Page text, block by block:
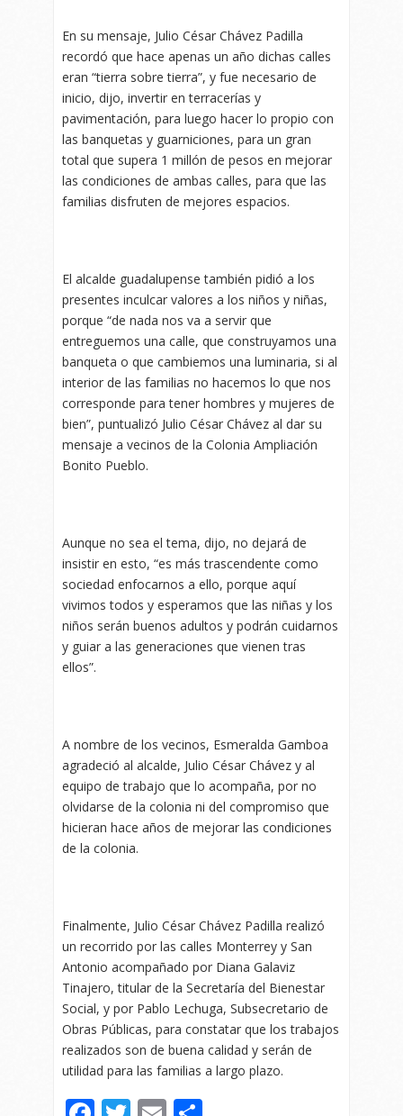
En su mensaje, Julio César Chávez Padilla
recordó que hace apenas un año dichas calles
eran “tierra sobre tierra”, y fue necesario de
inicio, dijo, invertir en terracerías y
pavimentación, para luego hacer lo propio con
las banquetas y guarniciones, para un gran
total que supera 1 millón de pesos en mejorar
las condiciones de ambas calles, para que las
familias disfruten de mejores espacios.
El alcalde guadalupense también pidió a los
presentes inculcar valores a los niños y niñas,
porque “de nada nos va a servir que
entreguemos una calle, que construyamos una
banqueta o que cambiemos una luminaria, si al
interior de las familias no hacemos lo que nos
corresponde para tener hombres y mujeres de
bien”, puntualizó Julio César Chávez al dar su
mensaje a vecinos de la Colonia Ampliación
Bonito Pueblo.
Aunque no sea el tema, dijo, no dejará de
insistir en esto, “es más trascendente como
sociedad enfocarnos a ello, porque aquí
vivimos todos y esperamos que las niñas y los
niños serán buenos adultos y podrán cuidarnos
y guiar a las generaciones que vienen tras
ellos”.
A nombre de los vecinos, Esmeralda Gamboa
agradeció al alcalde, Julio César Chávez y al
equipo de trabajo que lo acompaña, por no
olvidarse de la colonia ni del compromiso que
hicieran hace años de mejorar las condiciones
de la colonia.
Finalmente, Julio César Chávez Padilla realizó
un recorrido por las calles Monterrey y San
Antonio acompañado por Diana Galaviz
Tinajero, titular de la Secretaría del Bienestar
Social, y por Pablo Lechuga, Subsecretario de
Obras Públicas, para constatar que los trabajos
realizados son de buena calidad y serán de
utilidad para las familias a largo plazo.